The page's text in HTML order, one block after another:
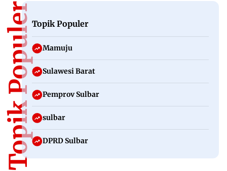
Topik PopulerTopik Populer
Mamuju
Sulawesi Barat
Pemprov Sulbar
sulbar
DPRD Sulbar